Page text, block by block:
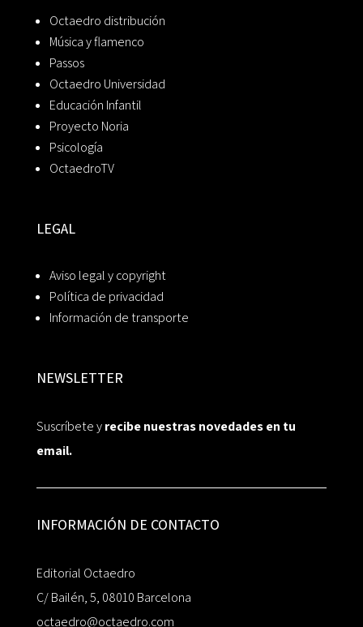
Octaedro distribución
Música y flamenco
Passos
Octaedro Universidad
Educación Infantil
Proyecto Noria
Psicología
OctaedroTV
LEGAL
Aviso legal y copyright
Política de privacidad
Información de transporte
NEWSLETTER
Suscríbete yrecibe nuestras novedades en tu
email.
INFORMACIÓN DE CONTACTO
Editorial Octaedro
C/ Bailén, 5, 08010 Barcelona
octaedro@octaedro.com